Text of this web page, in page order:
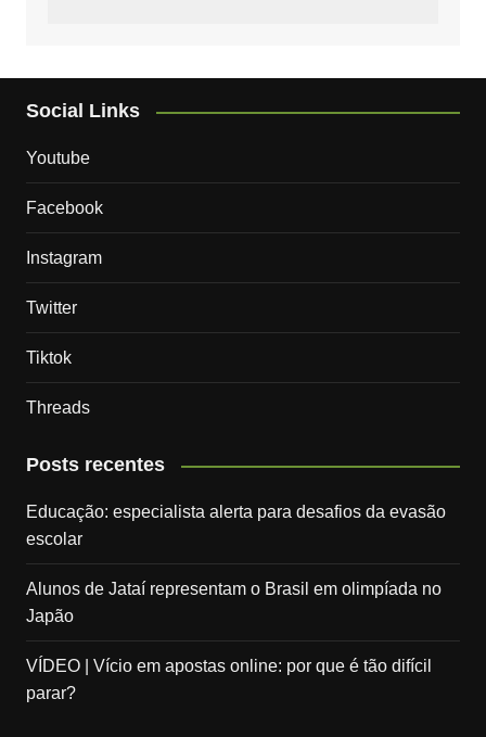
Social Links
Youtube
Facebook
Instagram
Twitter
Tiktok
Threads
Posts recentes
Educação: especialista alerta para desafios da evasão
escolar
Alunos de Jataí representam o Brasil em olimpíada no
Japão
VÍDEO | Vício em apostas online: por que é tão difícil
parar?